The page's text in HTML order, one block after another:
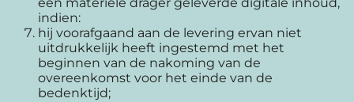
een materiële drager geleverde digitale inhoud,
indien:
hij voorafgaand aan de levering ervan niet
uitdrukkelijk heeft ingestemd met het
beginnen van de nakoming van de
overeenkomst voor het einde van de
bedenktijd;